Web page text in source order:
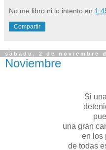
No me libro ni lo intento en
Compartir
sábado, 2 de noviembre
Noviembre
Si
una gran
en los
de todas